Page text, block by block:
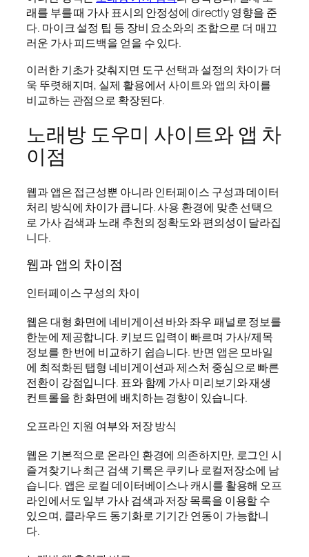
래를 부를 때 가사 표시의 안정성에 directly 영향을 준
다. 마이크 설정 팁 등 장비 요소와의 조합으로 더 매끄
러운 가사 피드백을 얻을 수 있다.
이러한 기초가 갖춰지면 도구 선택과 설정의 차이가 더
욱 뚜렷해지며, 실제 활용에서 사이트와 앱의 차이를
비교하는 관점으로 확장된다.
노래방 도우미 사이트와 앱 차
이점
웹과 앱은 접근성뿐 아니라 인터페이스 구성과 데이터
처리 방식에 차이가 큽니다. 사용 환경에 맞춘 선택으
로 가사 검색과 노래 추천의 정확도와 편의성이 달라집
니다.
웹과 앱의 차이점
인터페이스 구성의 차이
웹은 대형 화면에 네비게이션 바와 좌우 패널로 정보를
한눈에 제공합니다. 키보드 입력이 빠르며 가사/제목
정보를 한 번에 비교하기 쉽습니다. 반면 앱은 모바일
에 최적화된 탭형 네비게이션과 제스처 중심으로 빠른
전환이 강점입니다. 표와 함께 가사 미리보기와 재생
컨트롤을 한 화면에 배치하는 경향이 있습니다.
오프라인 지원 여부와 저장 방식
웹은 기본적으로 온라인 환경에 의존하지만, 로그인 시
즐겨찾기나 최근 검색 기록은 쿠키나 로컬저장소에 남
습니다. 앱은 로컬 데이터베이스나 캐시를 활용해 오프
라인에서도 일부 가사 검색과 저장 목록을 이용할 수
있으며, 클라우드 동기화로 기기간 연동이 가능합니
다.